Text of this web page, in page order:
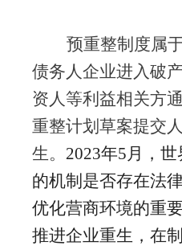
预重整制度属
债务人企业进入破
资人等利益相关方
重整计划草案提交
生。 2023年5月，
的机制是否存在法
优化营商环境的重
推进企业重生，在